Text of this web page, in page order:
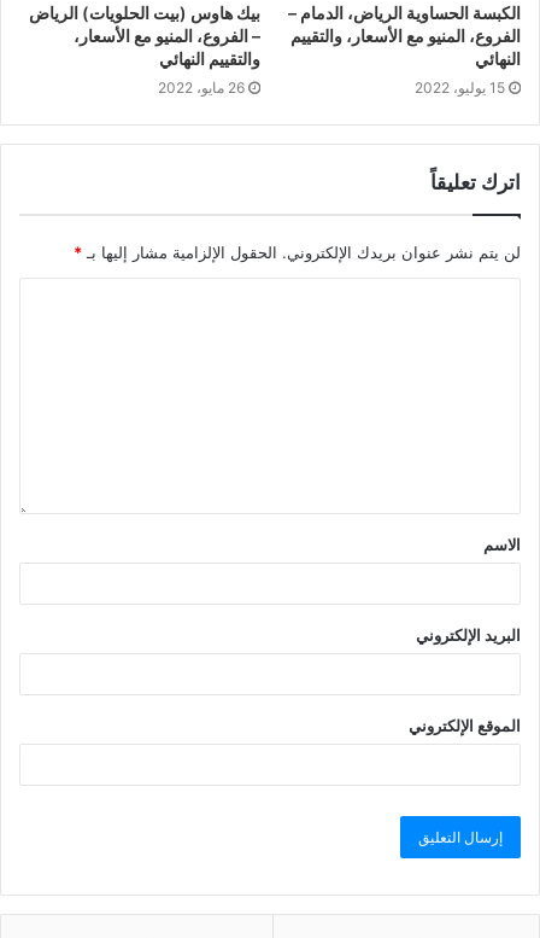
الكبسة الحساوية الرياض، الدمام –
الفروع، المنيو مع الأسعار، والتقييم
النهائي
15 يوليو، 2022
بيك هاوس (بيت الحلويات) الرياض
– الفروع، المنيو مع الأسعار،
والتقييم النهائي
26 مايو، 2022
اترك تعليقاً
لن يتم نشر عنوان بريدك الإلكتروني. الحقول الإلزامية مشار إليها بـ *
الاسم
البريد الإلكتروني
الموقع الإلكتروني